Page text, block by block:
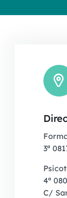
3ª
4ª
C/